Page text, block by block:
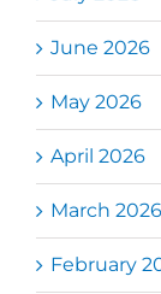
June 2026
May 2026
April 2026
March 2026
February